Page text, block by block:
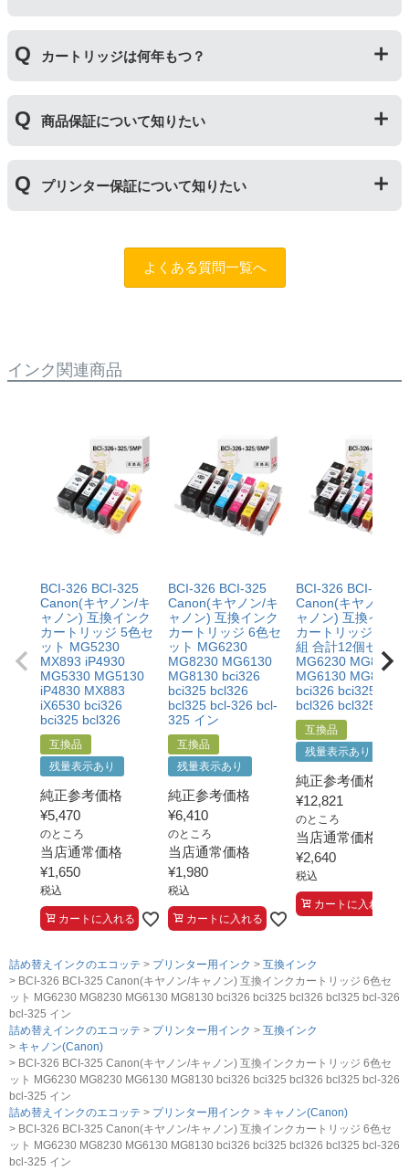
は互換インク、他の色は純正インクを使う等）ただし、
用おいては、当店でテストしておりません。万が一動作
ください。
ご相談ください。また互換インクカートリッジには「
ふ
たつの保証」を設けております。商品はご購入から１年
ら１年以内であれば保証の適用が可能です。
カートリッジは何年もつ？
ら１年間とさせていただいておりますので、可能な限り
保証期間内に使い切っていただくようお願いいたしま
保管をお願いいたします。
商品保証について知りたい
保証期間：ご購入日から１年間
トラブルが発生した際、サポートスタッフにご相談のう
品返金を承る制度です。
※商品の不具合ではなく、プリンターの操作方法によっ
て改善する場合もありますので、まずは当店までご相談
・商品を返送する前に必ず当店までご連絡をいただきサ
・当店で定めた保証期間（ご購入日から1年間）を過ぎ
る前に当店へご連絡をいただくこと
・返品理由が「不要になったから」「注文を間違えた」
等お客様都合ではないこと
プリンター保証について知りたい
保証期間：プリンター本体ご購入日から１年間
当店のインクが原因でトラブルが発生し、サポートスタ
作方法によって改善する場合もありますので、まずは当
・修理に出される前に、必ず当店へご連絡をいただくこ
・プリンター本体が保証期間内であることを証明できる
書類（保証書や領収書など）をご提示いただくこと。
・当店の商品が原因でプリンターが故障したことがわか
ものではないこと。
・メーカーの出張修理を依頼されてないこと。
よくある質問一覧へ
インク関連商品
BCI-326 BCI-325
Canon(キヤノン/キ
ャノン) 互換インク
カートリッジ 5色セ
ット MG5230
MX893 iP4930
MG5330 MG5130
iP4830 MX883
iX6530 bci326
bci325 bcl326
互換品
残量表示あり
純正参考価格
¥5,470
のところ
当店通常価格
¥1,650
税込
カートに入れる
BCI-326 BCI-325
Canon(キヤノン/キ
ャノン) 互換インク
カートリッジ 6色セ
ット MG6230
MG8230 MG6130
MG8130 bci326
bci325 bcl326
bcl325 bcl-326 bcl-
325 イン
互換品
残量表示あり
純正参考価格
¥6,410
のところ
当店通常価格
¥1,980
税込
カートに入れる
BCI-326 BCI-325
Canon(キヤノン/キ
ャノン) 互換インク
カートリッジ 6色
組 合計12個セット
MG6230 MG8230
MG6130 MG8130
bci326 bci325
bcl326 bcl325 bcl-
互換品
残量表示あり
純正参考価格
¥12,821
のところ
当店通常価格
¥2,640
税込
カートに入れる
詰め替えインクのエコッテ プリンター用インク
互換インク
BCI-326 BCI-325 Canon(キヤノン/キャノン) 互換インクカートリッジ 6色セ
ット MG6230 MG8230 MG6130 MG8130 bci326 bci325 bcl326 bcl325 bcl-326
bcl-325 イン
詰め替えインクのエコッテ
プリンター用インク
互換インク
キャノン(Canon)
BCI-326 BCI-325 Canon(キヤノン/キャノン) 互換インクカートリッジ 6色セ
ット MG6230 MG8230 MG6130 MG8130 bci326 bci325 bcl326 bcl325 bcl-326
bcl-325 イン
詰め替えインクのエコッテ
プリンター用インク
キャノン(Canon)
BCI-326 BCI-325 Canon(キヤノン/キャノン) 互換インクカートリッジ 6色セ
ット MG6230 MG8230 MG6130 MG8130 bci326 bci325 bcl326 bcl325 bcl-326
bcl-325 イン